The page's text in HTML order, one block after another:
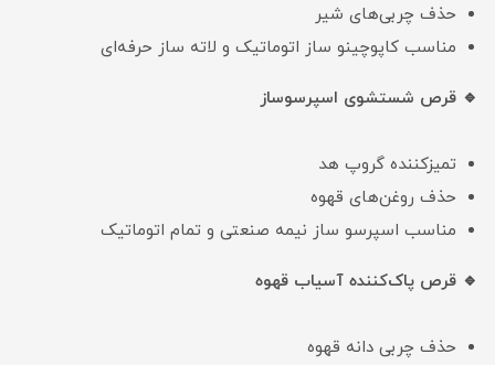
حذف چربی‌های شیر
مناسب کاپوچینو ساز اتوماتیک و لاته ساز حرفه‌ای
🔹 قرص شستشوی اسپرسوساز
تمیزکننده گروپ هد
حذف روغن‌های قهوه
مناسب اسپرسو ساز نیمه صنعتی و تمام اتوماتیک
🔹 قرص پاک‌کننده آسیاب قهوه
حذف چربی دانه قهوه